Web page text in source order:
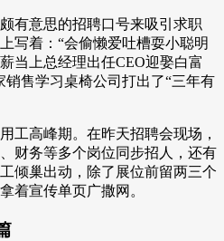
有意思的招聘口号来吸引求职
写着：“会偷懒爱吐槽耍小聪明
当上总经理出任CEO迎娶白富
销售学习桌椅公司打出了“三年有
工高峰期。在昨天招聘会现场，
财务等多个岗位同步招人，还有
倾巢出动，除了展位前留两三个
着宣传单页广撒网。